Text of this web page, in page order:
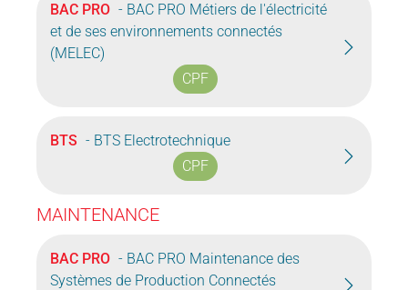
BAC PRO - BAC PRO Métiers de l'électricité
et de ses environnements connectés
(MELEC)
CPF
BTS - BTS Electrotechnique
CPF
MAINTENANCE
BAC PRO - BAC PRO Maintenance des
Systèmes de Production Connectés